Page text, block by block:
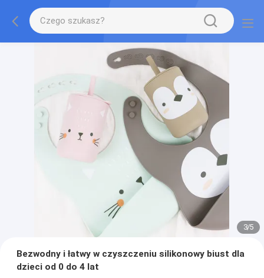
3/5
Bezwodny i łatwy w czyszczeniu silikonowy biust dla
dzieci od 0 do 4 lat